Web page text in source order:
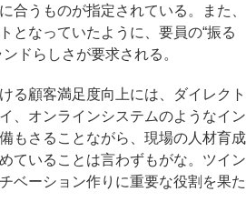
合うものが指定されている。また、
となっていたように、要員の“振る
ドらしさが要求される。
る顧客満足度向上には、ダイレクト
、オンラインシステムのようなイン
もさることながら、現場の人材育成
ていることは言わずもがな。ツイン
ベーション作りに重要な役割を果た